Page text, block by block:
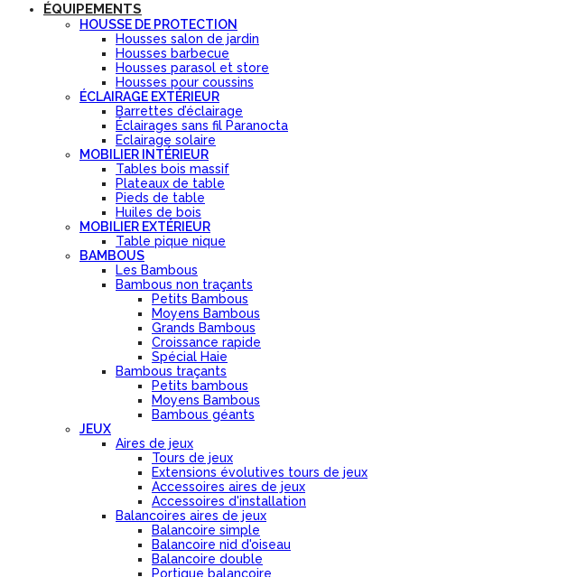
ÉQUIPEMENTS
HOUSSE DE PROTECTION
Housses salon de jardin
Housses barbecue
Housses parasol et store
Housses pour coussins
ÉCLAIRAGE EXTÉRIEUR
Barrettes d’éclairage
Éclairages sans fil Paranocta
Eclairage solaire
MOBILIER INTÉRIEUR
Tables bois massif
Plateaux de table
Pieds de table
Huiles de bois
MOBILIER EXTÉRIEUR
Table pique nique
BAMBOUS
Les Bambous
Bambous non traçants
Petits Bambous
Moyens Bambous
Grands Bambous
Croissance rapide
Spécial Haie
Bambous traçants
Petits bambous
Moyens Bambous
Bambous géants
JEUX
Aires de jeux
Tours de jeux
Extensions évolutives tours de jeux
Accessoires aires de jeux
Accessoires d'installation
Balancoires aires de jeux
Balancoire simple
Balancoire nid d'oiseau
Balancoire double
Portique balancoire